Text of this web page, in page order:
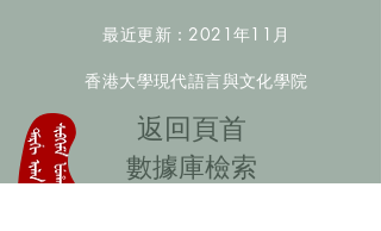
最近更新：2021年11月
香港大學現代語言與文化學院
​返回頁首
數據庫檢索